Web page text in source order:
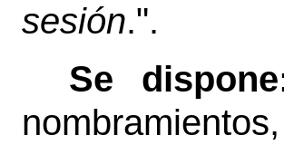
sesión.".
Se